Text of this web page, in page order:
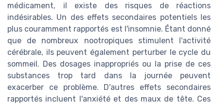
médicament, il existe des risques de réactions
indésirables. Un des effets secondaires potentiels les
plus couramment rapportés est l'insomnie. Étant donné
que de nombreux nootropiques stimulent l'activité
cérébrale, ils peuvent également perturber le cycle du
sommeil. Des dosages inappropriés ou la prise de ces
substances trop tard dans la journée peuvent
exacerber ce problème. D'autres effets secondaires
rapportés incluent l'anxiété et des maux de tête. Ces